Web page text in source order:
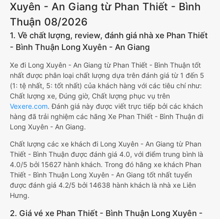
Xuyên - An Giang từ Phan Thiết - Bình
Thuận 08/2026
1. Về chất lượng, review, đánh giá nhà xe Phan Thiết
- Bình Thuận Long Xuyên - An Giang
Xe đi Long Xuyên - An Giang từ Phan Thiết - Bình Thuận tốt
nhất được phân loại chất lượng dựa trên đánh giá từ 1 đến 5
(1: tệ nhất, 5: tốt nhất) của khách hàng với các tiêu chí như:
Chất lượng xe, Đúng giờ, Chất lượng phục vụ trên
Vexere.com. Đánh giá này được viết trực tiếp bởi các khách
hàng đã trải nghiệm các hãng Xe Phan Thiết - Bình Thuận đi
Long Xuyên - An Giang.
Chất lượng các xe khách đi Long Xuyên - An Giang từ Phan
Thiết - Bình Thuận được đánh giá 4.0, với điểm trung bình là
4.0/5 bởi 15627 hành khách. Trong đó hãng xe khách Phan
Thiết - Bình Thuận Long Xuyên - An Giang tốt nhất tuyến
được đánh giá 4.2/5 bởi 14638 hành khách là nhà xe Liên
Hưng.
2. Giá vé xe Phan Thiết - Bình Thuận Long Xuyên -